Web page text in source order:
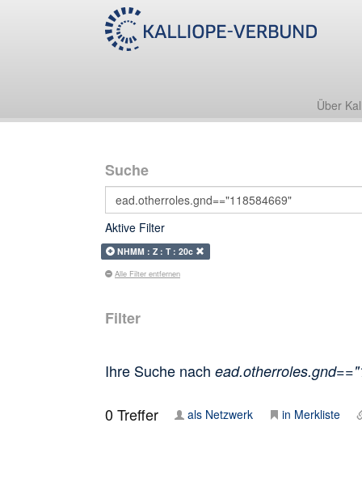
Über
Suche
Aktive Filter
NHMM : Z : T : 20c
Alle Filter entfernen
Filter
Ihre Suche nach
0Treffer als Netzwerk in Merkliste